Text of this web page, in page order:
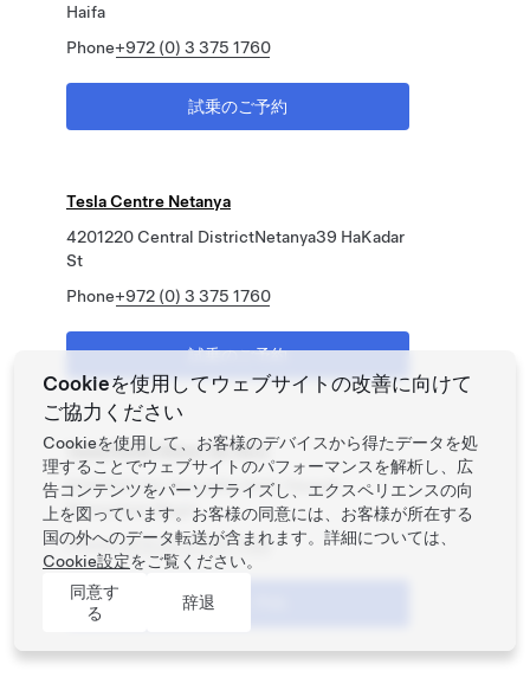
Haifa
Phone+972 (0) 3 375 1760
試乗のご予約
Tesla Centre Netanya
4201220 Central DistrictNetanya39 HaKadar
St
Phone+972 (0) 3 375 1760
試乗のご予約
Tesla Retail Store Tel-Aviv
6492102 Tel-AvivJaffa 144C Derech
Menachem Begin
Phone+972 (0) 3 375 1760
試乗のご予約
Cookieを使用してウェブサイトの改善に向けて
ご協力ください
Cookieを使用して、お客様のデバイスから得たデータを処
理することでウェブサイトのパフォーマンスを解析し、広
告コンテンツをパーソナライズし、エクスペリエンスの向
上を図っています。お客様の同意には、お客様が所在する
国の外へのデータ転送が含まれます。詳細については、
Cookie設定をご覧ください。
同意す
る
辞退